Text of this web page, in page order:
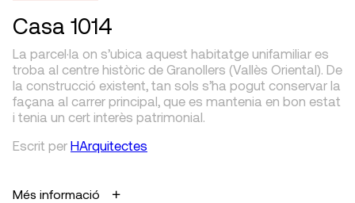
Casa 1014
La parcel·la on s’ubica aquest habitatge unifamiliar es
troba al centre històric de Granollers (Vallès Oriental). De
la construcció existent, tan sols s’ha pogut conservar la
façana al carrer principal, que es mantenia en bon estat
i tenia un cert interès patrimonial.
Escrit per HArquitectes
Més informació